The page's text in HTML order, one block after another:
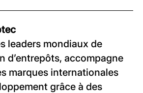
leaders mondiaux de
d’entrepôts, accompagne
marques internationales
grâce à des